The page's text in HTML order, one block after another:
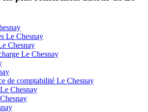
Le Chesnay
Chesnay
Le Chesnay
de comptabilité Le Chesnay
Chesnay